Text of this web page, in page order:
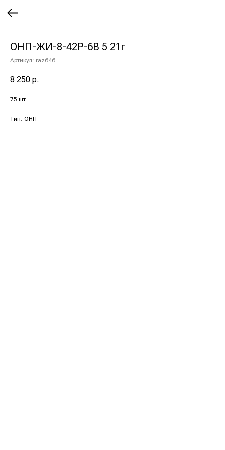
ОНП-ЖИ-8-42Р-6В 5 21г
Артикул: raz646
8 250 р.
75 шт
Тип: ОНП